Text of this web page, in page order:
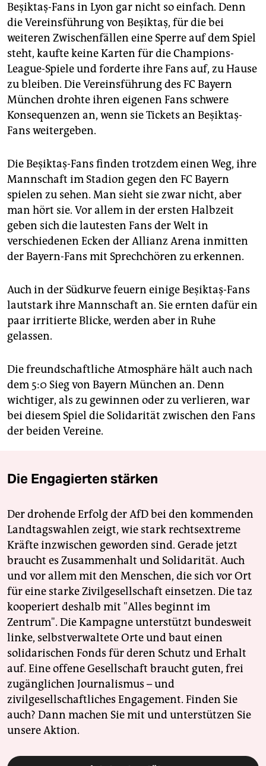
Beşiktaş-Fans in Lyon gar nicht so einfach. Denn
die Vereinsführung von Beşiktaş, für die bei
weiteren Zwischenfällen eine Sperre auf dem Spiel
steht, kaufte keine Karten für die Champions-
League-Spiele und forderte ihre Fans auf, zu Hause
zu bleiben. Die Vereinsführung des FC Bayern
München drohte ihren eigenen Fans schwere
Konsequenzen an, wenn sie Tickets an Beşiktaş-
Fans weitergeben.
Die Beşiktaş-Fans finden trotzdem einen Weg, ihre
Mannschaft im Stadion gegen den FC Bayern
spielen zu sehen. Man sieht sie zwar nicht, aber
man hört sie. Vor allem in der ersten Halbzeit
geben sich die lautesten Fans der Welt in
verschiedenen Ecken der ­Allianz Arena inmitten
der Bayern-Fans mit Sprechchören zu erkennen.
Auch in der Südkurve feuern einige Beşiktaş-Fans
lautstark ihre Mannschaft an. Sie ernten dafür ein
paar irritierte Blicke, werden aber in Ruhe
gelassen.
Die freundschaftliche Atmosphäre hält auch nach
dem 5:0 Sieg von Bayern München an. Denn
wichtiger, als zu gewinnen oder zu verlieren, war
bei diesem Spiel die Solidarität zwischen den Fans
der beiden Vereine.
Die Engagierten stärken
Der drohende Erfolg der AfD bei den kommenden
Landtagswahlen zeigt, wie stark rechtsextreme
Kräfte inzwischen geworden sind. Gerade jetzt
braucht es Zusammenhalt und Solidarität. Auch
und vor allem mit den Menschen, die sich vor Ort
für eine starke Zivilgesellschaft einsetzen. Die taz
kooperiert deshalb mit "Alles beginnt im
Zentrum". Die Kampagne unterstützt bundesweit
linke, selbstverwaltete Orte und baut einen
solidarischen Fonds für deren Schutz und Erhalt
auf. Eine offene Gesellschaft braucht guten, frei
zugänglichen Journalismus – und
zivilgesellschaftliches Engagement. Finden Sie
auch? Dann machen Sie mit und unterstützen Sie
unsere Aktion.